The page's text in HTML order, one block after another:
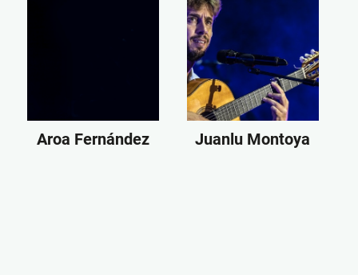
Aroa Fernández Juanlu Montoya